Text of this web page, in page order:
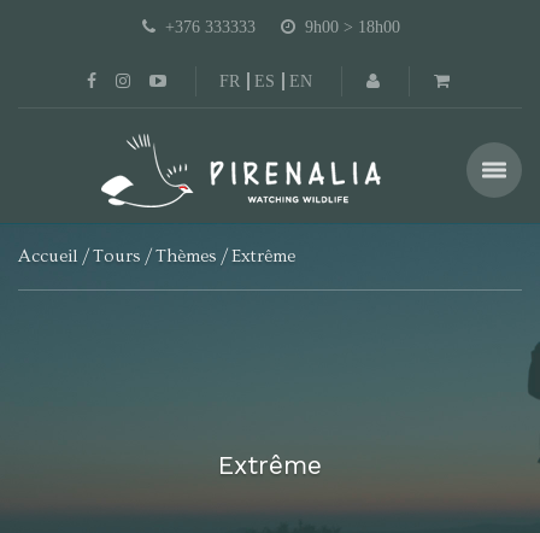
+376 333333 9h00 > 18h00
FR ES EN
Accueil Tours Thèmes Extrême
Extrême